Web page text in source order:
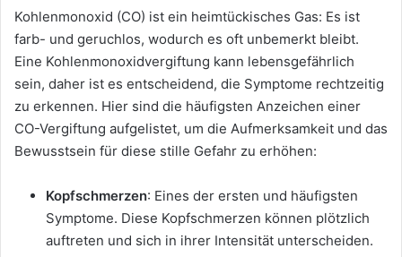
Kohlenmonoxid (CO) ist ein heimtückisches Gas: Es ist
farb- und geruchlos, wodurch es oft unbemerkt bleibt.
Eine Kohlenmonoxidvergiftung kann lebensgefährlich
sein, daher ist es entscheidend, die Symptome rechtzeitig
zu erkennen. Hier sind die häufigsten Anzeichen einer
CO-Vergiftung aufgelistet, um die Aufmerksamkeit und das
Bewusstsein für diese stille Gefahr zu erhöhen:
Kopfschmerzen: Eines der ersten und häufigsten
Symptome. Diese Kopfschmerzen können plötzlich
auftreten und sich in ihrer Intensität unterscheiden.